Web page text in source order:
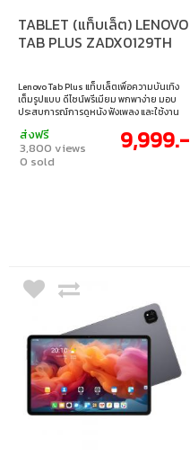
TABLET (แท็บเล็ต) LENOVO
TAB PLUS ZADX0129TH
Lenovo Tab Plus แท็บเล็ตเพื่อความบันเทิง
เต็มรูปแบบ ดีไซน์พรีเมียม พกพาง่าย มอบ
ประสบการณ์การดูหนัง ฟังเพลง และใช้งาน
ครบครันในเครื่องเดียว Mobile-Tablet • หน้า
จอแสดงผล: 11.5" • ซีพียู: MediaTek Helio
G99 • แรม/รอม: 8GB/256GB • ระบบปฏิบัติ
ส่งฟรี
3,800 views
0 sold
9,999.-